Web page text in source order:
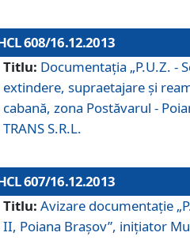
608/16.12.2013
Titlu: Documentaţia „P.U.Z. -
extindere, supraetajare şi
cabană, zona Postăvarul -
TRANS S.R.L.
607/16.12.2013
Titlu: Avizare documentaţie
II, Poiana Braşov”, iniţiator